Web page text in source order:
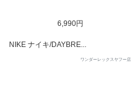
6,990円
NIKE ナイキ/DAYBRE...
ワンダーレックスヤフー店